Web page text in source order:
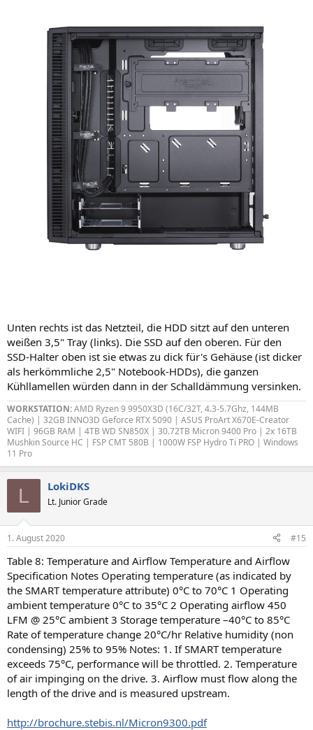
Unten rechts ist das Netzteil, die HDD sitzt auf den unteren
weißen 3,5" Tray (links). Die SSD auf den oberen. Für den
SSD-Halter oben ist sie etwas zu dick für's Gehäuse (ist dicker
als herkömmliche 2,5" Notebook-HDDs), die ganzen
Kühllamellen würden dann in der Schalldämmung versinken.
WORKSTATION:AMD Ryzen 9 9950X3D (16C/32T, 4.3-5.7Ghz, 144MB
Cache) | 32GB INNO3D Geforce RTX 5090 | ASUS ProArt X670E-Creator
WIFI | 96GB RAM | 4TB WD SN850X | 30.72TB Micron 9400 Pro | 2x 16TB
Mushkin Source HC | FSP CMT 580B | 1000W FSP Hydro Ti PRO | Windows
11 Pro
L LokiDKS
Lt. Junior Grade
1. August 2020 #15
Table 8: Temperature and Airflow Temperature and Airflow
Specification Notes Operating temperature (as indicated by
the SMART temperature attribute) 0°C to 70°C 1 Operating
ambient temperature 0°C to 35°C 2 Operating airflow 450
LFM @ 25°C ambient 3 Storage temperature –40°C to 85°C
Rate of temperature change 20°C/hr Relative humidity (non
condensing) 25% to 95% Notes: 1. If SMART temperature
exceeds 75°C, performance will be throttled. 2. Temperature
of air impinging on the drive. 3. Airflow must flow along the
length of the drive and is measured upstream.
http://brochure.stebis.nl/Micron9300.pdf